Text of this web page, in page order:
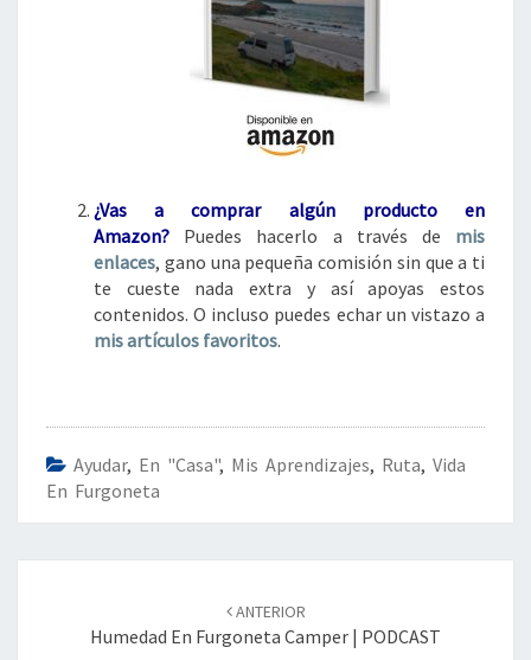
¿Vas a comprar algúnproducto en
Amazon? Puedes hacerlo a través de mis
enlaces, gano una pequeña comisión sin que a ti
te cueste nada extra y así apoyas estos
contenidos. O incluso puedes echar un vistazo a
mis artículos favoritos.
Ayudar, En "casa", Mis Aprendizajes, Ruta, Vida
En Furgoneta
entradas
ANTERIOR
Humedad En Furgoneta Camper | PODCAST